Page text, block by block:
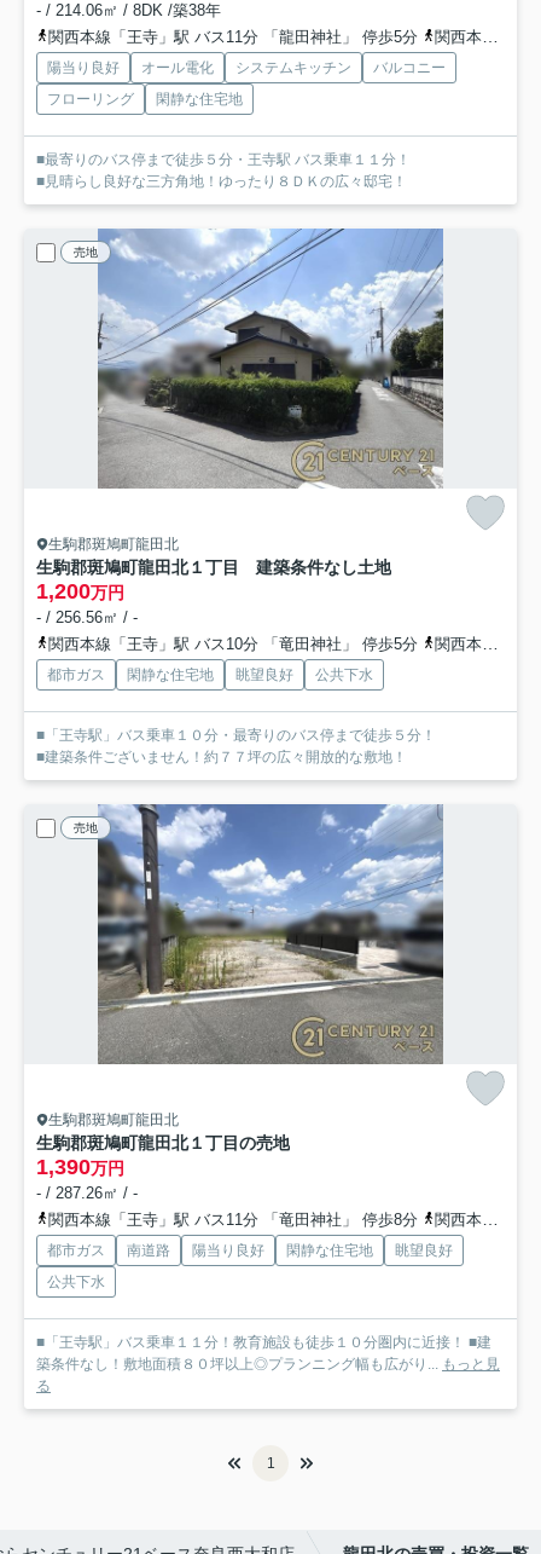
- / 214.06㎡ / 8DK /築38年
関西本線「王寺」駅 バス11分 「龍田神社」 停歩5分
関西本線「法隆寺」駅 徒歩27分
陽当り良好 オール電化 システムキッチン
バルコニー
フローリング
閑静な住宅地
■最寄りのバス停まで徒歩５分・王寺駅 バス乗車１１分！
■見晴らし良好な三方角地！ゆったり８ＤＫの広々邸宅！
売地
生駒郡斑鳩町龍田北
生駒郡斑鳩町龍田北１丁目 建築条件なし土地
1,200万円
- / 256.56㎡ / -
関西本線「王寺」駅 バス10分 「竜田神社」 停歩5分
関西本線「法隆寺」駅 徒歩28分
都市ガス 閑静な住宅地 眺望良好 公共下水
■「王寺駅」バス乗車１０分・最寄りのバス停まで徒歩５分！
■建築条件ございません！約７７坪の広々開放的な敷地！
売地
生駒郡斑鳩町龍田北
生駒郡斑鳩町龍田北１丁目の売地
1,390万円
- / 287.26㎡ / -
関西本線「王寺」駅 バス11分 「竜田神社」 停歩8分
関西本線「法隆寺」駅 徒歩28分
都市ガス 南道路 陽当り良好 閑静な住宅地
眺望良好
公共下水
■「王寺駅」バス乗車１１分！教育施設も徒歩１０分圏内に近接！ ■建
築条件なし！敷地面積８０坪以上◎プランニング幅も広がり... もっと見
る
1